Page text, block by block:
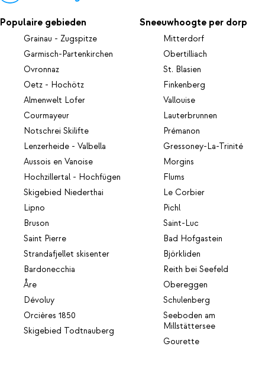
Populaire gebieden
Grainau - Zugspitze
Garmisch-Partenkirchen
Ovronnaz
Oetz - Hochötz
Almenwelt Lofer
Courmayeur
Notschrei Skilifte
Lenzerheide - Valbella
Aussois en Vanoise
Hochzillertal - Hochfügen
Skigebied Niederthai
Lipno
Bruson
Saint Pierre
Strandafjellet skisenter
Bardonecchia
Åre
Dévoluy
Orcières 1850
Skigebied Todtnauberg
Sneeuwhoogte per dorp
Mitterdorf
Obertilliach
St. Blasien
Finkenberg
Vallouise
Lauterbrunnen
Prémanon
Gressoney-La-Trinité
Morgins
Flums
Le Corbier
Pichl
Saint-Luc
Bad Hofgastein
Björkliden
Reith bei Seefeld
Obereggen
Schulenberg
Seeboden am
Millstättersee
Gourette